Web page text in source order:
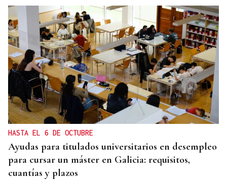
HASTA EL 6 DE OCTUBRE
Ayudas para titulados universitarios en desempleo
para cursar un máster en Galicia: requisitos,
cuantías y plazos